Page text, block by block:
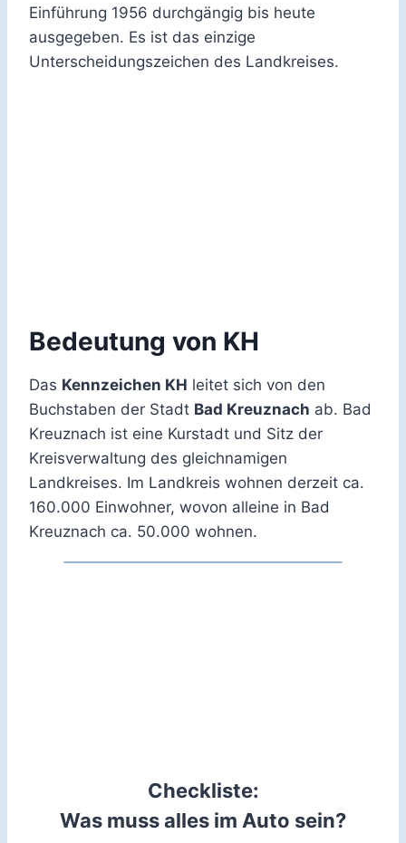
Einführung 1956 durchgängig bis heute
ausgegeben. Es ist das einzige
Unterscheidungszeichen des Landkreises.
Bedeutung von KH
Das Kennzeichen KH leitet sich von den
Buchstaben der Stadt Bad Kreuznach ab. Bad
Kreuznach ist eine Kurstadt und Sitz der
Kreisverwaltung des gleichnamigen
Landkreises. Im Landkreis wohnen derzeit ca.
160.000 Einwohner, wovon alleine in Bad
Kreuznach ca. 50.000 wohnen.
Checkliste:
Was muss alles im Auto sein?